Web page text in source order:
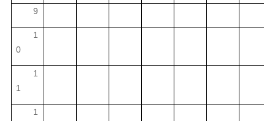
9
1
0
1
1
1